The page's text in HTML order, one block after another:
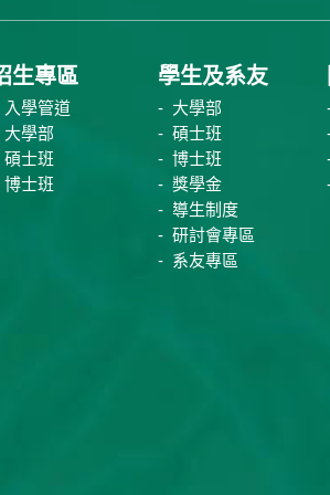
生專區
入學管道
大學部
碩士班
博士班
學生及系友
大學部
碩士班
博士班
獎學金
導生制度
研討會專區
系友專區